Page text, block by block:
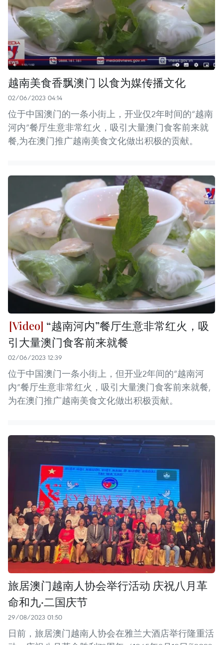
越南美食香飘澳门 以食为媒传播文化
02/06/2023 04:14
位于中国澳门的一条小街上，开业仅2年时间的“越南
河内”餐厅生意非常红火，吸引大量澳门食客前来就
餐,为在澳门推广越南美食文化做出积极的贡献。
“越南河内”餐厅生意非常红火，吸
引大量澳门食客前来就餐
02/06/2023 12:39
位于中国澳门一条小街上，但开业2年间的“越南河
内”餐厅生意非常红火，吸引大量澳门食客前来就餐,
为在澳门推广越南美食文化做出积极贡献。
旅居澳门越南人协会举行活动 庆祝八月革
命和九·二国庆节
29/08/2023 01:50
日前，旅居澳门越南人协会在雅兰大酒店举行隆重活